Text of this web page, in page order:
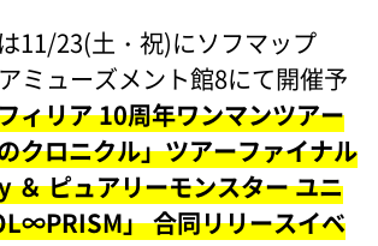
11/23(土・祝)にソフマップ
ミューズメント館8にて開催予
ィリア 10周年ワンマンツアー
クロニクル」ツアーファイナル
＆ ピュアリーモンスター ユニ
」 合同リリースイベ